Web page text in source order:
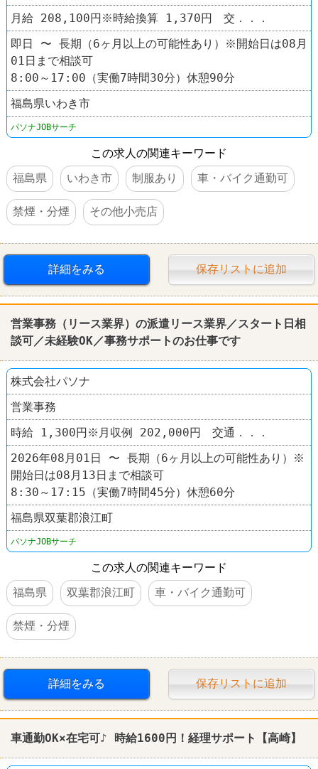
月給 208,100円※時給換算 1,370円 交．．．
即日 〜 長期（6ヶ月以上の可能性あり）※開始日は08月
01日まで相談可
8:00～17:00（実働7時間30分）休憩90分
福島県いわき市
パソナJOBサーチ
この求人の関連キーワード
福島県
いわき市 制服あり 車・バイク通勤可
禁煙・分煙 その他小売店
詳細をみる 保存リストに追加
営業事務（リース業界）の派遣リース業界／スタート日相
談可／未経験OK／事務サポートのお仕事です
株式会社パソナ
営業事務
時給 1,300円※月収例 202,000円 交通．．．
2026年08月01日 〜 長期（6ヶ月以上の可能性あり）※
開始日は08月13日まで相談可
8:30～17:15（実働7時間45分）休憩60分
福島県双葉郡浪江町
パソナJOBサーチ
この求人の関連キーワード
福島県
双葉郡浪江町 車・バイク通勤可
禁煙・分煙
詳細をみる 保存リストに追加
車通勤OK×在宅可♪ 時給1600円！ 経理サポート【高崎】